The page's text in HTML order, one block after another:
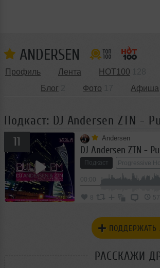
ANDERSEN
Профиль Лента HOT100
Блог
Фото Афиша
Подкаст: DJ Andersen ZTN -
11 Andersen
DJ Andersen ZTN -
Подкаст Progressive
ПОДДЕРЖАТЬ
РАССКАЖИ